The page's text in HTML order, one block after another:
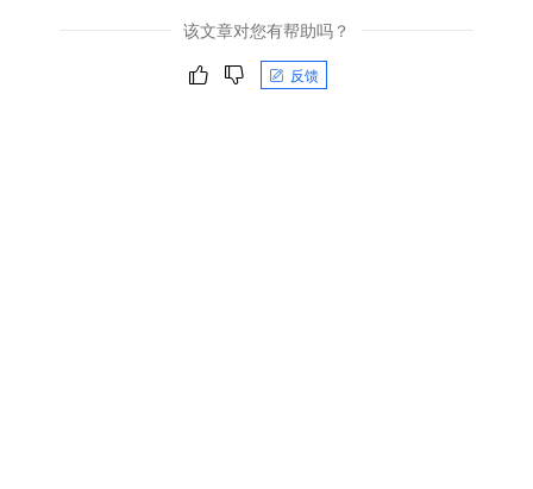
该文章对您有帮助吗？
反馈